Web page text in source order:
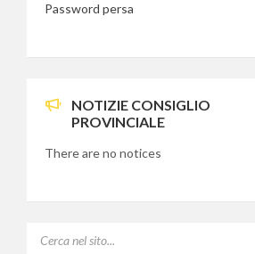
Password persa
NOTIZIE CONSIGLIO
PROVINCIALE
There are no notices